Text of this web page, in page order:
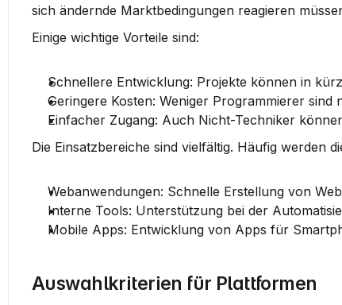
sich ändernde Marktbedingungen reagieren
Einige wichtige Vorteile sind:
Schnellere Entwicklung: Projekte können in
Geringere Kosten: Weniger Programmierer sind
Einfacher Zugang: Auch Nicht-Techniker
Die Einsatzbereiche sind vielfältig. Häufig werden
Webanwendungen: Schnelle Erstellung von
Interne Tools: Unterstützung bei der
Mobile Apps: Entwicklung von Apps für
Auswahlkriterien für Plattformen